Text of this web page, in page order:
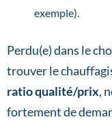
exemple).
Perdu(e) dans le
trouver le
ratio qualité/prix,
fortement de